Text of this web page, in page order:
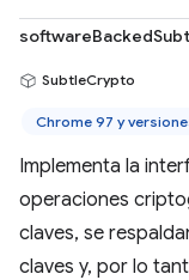
SubtleCrypto
Chrome 97 y
Implementa la
operaciones
claves, se
claves y, por lo